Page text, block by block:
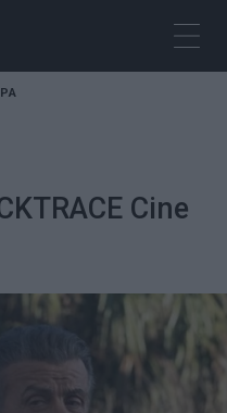
Cine